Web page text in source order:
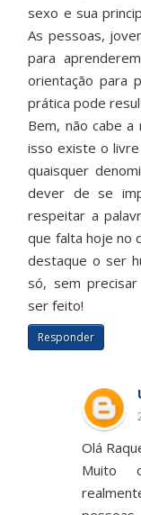
sexo e sua
As pessoas,
para
orientação para
prática pode
Bem, não cabe
isso existe o
quaisquer
dever de se
respeitar a
que falta hoje no
destaque o ser
só, sem
ser feito!
Responder
Olá
Muito